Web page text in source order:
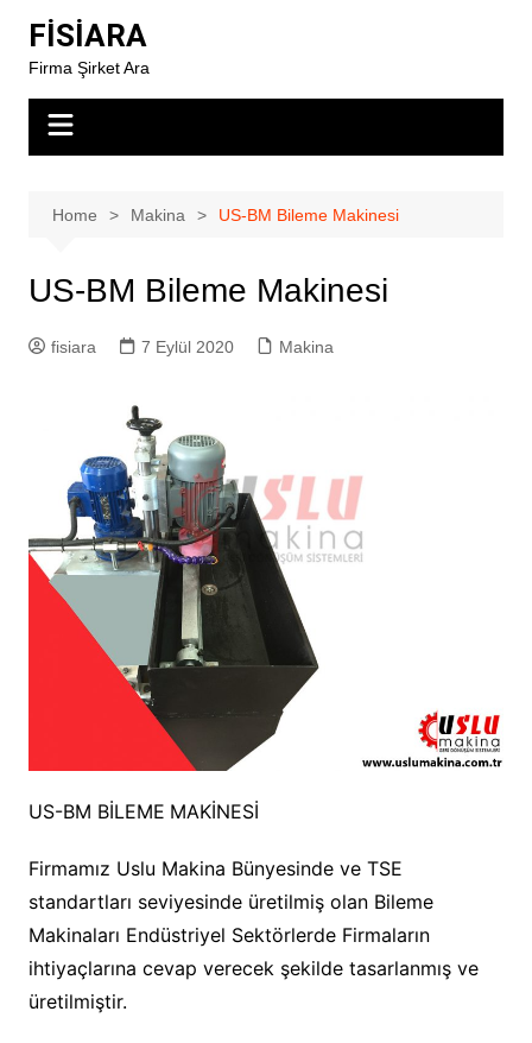
content
FİSİARA
Firma Şirket Ara
Home Makina US-BM Bileme Makinesi
US-BM Bileme Makinesi
fisiara 7 Eylül 2020 Makina
US-BM BİLEME MAKİNESİ
Firmamız Uslu Makina Bünyesinde ve TSE
standartları seviyesinde üretilmiş olan Bileme
Makinaları Endüstriyel Sektörlerde Firmaların
ihtiyaçlarına cevap verecek şekilde tasarlanmış ve
üretilmiştir.